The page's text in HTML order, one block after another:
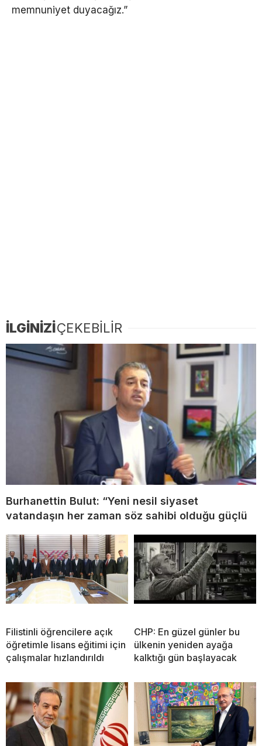
memnuniyet duyacağız.”
İLGİNİZİÇEKEBİLİR
Burhanettin Bulut: “Yeni nesil siyaset
vatandaşın her zaman söz sahibi olduğu güçlü
Filistinli öğrencilere açık
öğretimle lisans eğitimi için
çalışmalar hızlandırıldı
CHP: En güzel günler bu
ülkenin yeniden ayağa
kalktığı gün başlayacak